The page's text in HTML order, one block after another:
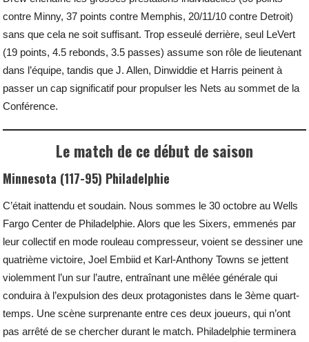
contre Minny, 37 points contre Memphis, 20/11/10 contre Detroit)
sans que cela ne soit suffisant. Trop esseulé derrière, seul LeVert
(19 points, 4.5 rebonds, 3.5 passes) assume son rôle de lieutenant
dans l’équipe, tandis que J. Allen, Dinwiddie et Harris peinent à
passer un cap significatif pour propulser les Nets au sommet de la
Conférence.
Le match de ce début de saison
Minnesota (117-95) Philadelphie
C’était inattendu et soudain. Nous sommes le 30 octobre au Wells
Fargo Center de Philadelphie. Alors que les Sixers, emmenés par
leur collectif en mode rouleau compresseur, voient se dessiner une
quatrième victoire, Joel Embiid et Karl-Anthony Towns se jettent
violemment l’un sur l’autre, entraînant une mêlée générale qui
conduira à l’expulsion des deux protagonistes dans le 3ème quart-
temps. Une scène surprenante entre ces deux joueurs, qui n’ont
pas arrêté de se chercher durant le match. Philadelphie terminera